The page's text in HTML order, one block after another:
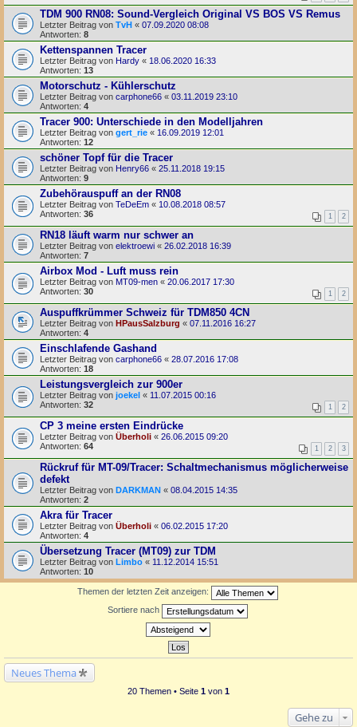
TDM 900 RN08: Sound-Vergleich Original VS BOS VS Remus
Letzter Beitrag von TvH « 07.09.2020 08:08
Antworten: 8
Kettenspannen Tracer
Letzter Beitrag von Hardy « 18.06.2020 16:33
Antworten: 13
Motorschutz - Kühlerschutz
Letzter Beitrag von carphone66 « 03.11.2019 23:10
Antworten: 4
Tracer 900: Unterschiede in den Modelljahren
Letzter Beitrag von gert_rie « 16.09.2019 12:01
Antworten: 12
schöner Topf für die Tracer
Letzter Beitrag von Henry66 « 25.11.2018 19:15
Antworten: 9
Zubehörauspuff an der RN08
Letzter Beitrag von TeDeEm « 10.08.2018 08:57
Antworten: 36 1 2
RN18 läuft warm nur schwer an
Letzter Beitrag von elektroewi « 26.02.2018 16:39
Antworten: 7
Airbox Mod - Luft muss rein
Letzter Beitrag von MT09-men « 20.06.2017 17:30
Antworten: 30 1 2
Auspuffkrümmer Schweiz für TDM850 4CN
Letzter Beitrag von HPausSalzburg « 07.11.2016 16:27
Antworten: 4
Einschlafende Gashand
Letzter Beitrag von carphone66 « 28.07.2016 17:08
Antworten: 18
Leistungsvergleich zur 900er
Letzter Beitrag von joekel « 11.07.2015 00:16
Antworten: 32 1 2
CP 3 meine ersten Eindrücke
Letzter Beitrag von Überholi « 26.06.2015 09:20
Antworten: 64 1 2 3
Rückruf für MT-09/Tracer: Schaltmechanismus möglicherweise
defekt
Letzter Beitrag von DARKMAN « 08.04.2015 14:35
Antworten: 2
Akra für Tracer
Letzter Beitrag von Überholi « 06.02.2015 17:20
Antworten: 4
Übersetzung Tracer (MT09) zur TDM
Letzter Beitrag von Limbo « 11.12.2014 15:51
Antworten: 10
Themen der letzten Zeit anzeigen:
Sortiere nach
Neues Thema
20 Themen • Seite 1 von 1
Gehe zu